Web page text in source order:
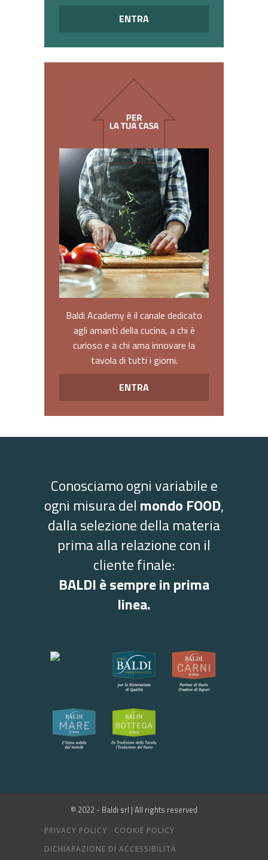
ENTRA
Baldi Academy è il canale dedicato
agli amanti della cucina, a chi è
curioso e a chi ama innovare la
tavola di tutti i giorni.
ENTRA
Conosciamo ogni variabile e
ogni misura del mondo FOOD,
dalla selezione della materia
prima alla relazione con il
cliente finale:
BALDI è sempre in prima
linea.
© 2022 - Baldi srl | All rights reserved
PRIVACY POLICY
COOKIE POLICY
DICHIARAZIONE DI ACCESSIBILITÀ